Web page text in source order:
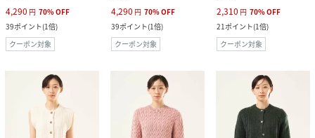
4,290 円 70%OFF
39ポイント(1倍)
クーポン対象
4,290 円 70%OFF
39ポイント(1倍)
クーポン対象
2,310 円 70%OFF
21ポイント(1倍)
クーポン対象